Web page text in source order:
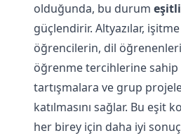
olduğunda, bu durum
güçlendirir. Altyazılar,
öğrencilerin, dil
öğrenme tercihlerine
tartışmalara ve grup
katılmasını sağlar. Bu eşit
her birey için daha iyi